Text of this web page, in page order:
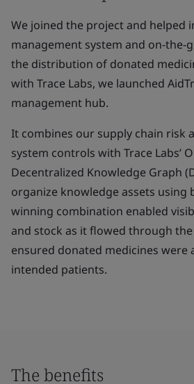
We joined the project and helped
management system and on-
the distribution of donated
with Trace Labs, we launched
management hub.
It combines our supply chain risk
system controls with Trace Labs’
Decentralized Knowledge Graph
organize knowledge assets using
winning combination enabled
and stock as it flowed through
ensured donated medicines were
intended patients.
The benefits